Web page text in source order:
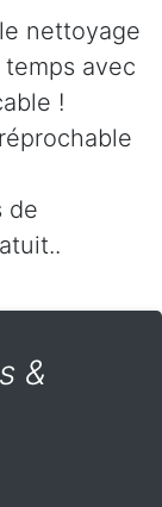
nettoyage
avec
!
de
&